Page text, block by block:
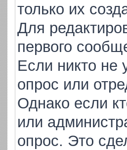
только их
Для
первого
Если никто не
опрос или
Однако если
или
опрос. Это